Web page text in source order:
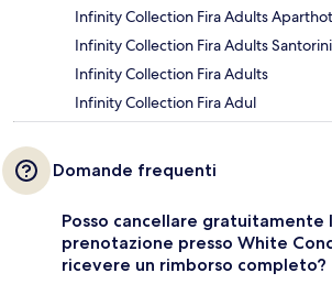
Infinity Collection Fira Adults
Infinity Collection Fira Adults Santorini
Infinity Collection Fira Adults
Infinity Collection Fira Adul
Domande frequenti
Posso cancellare gratuitamente
prenotazione presso White
ricevere un rimborso completo?